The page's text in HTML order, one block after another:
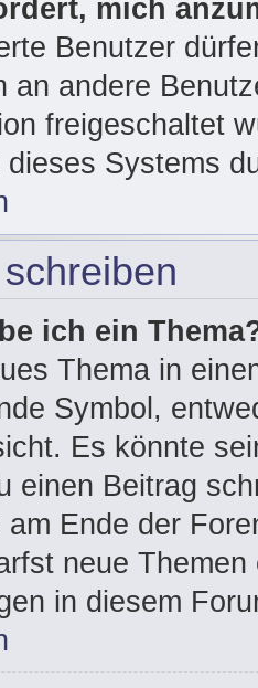
mich
Benutzer
an andere
freigeschaltet
dieses Systems
ich ein
Thema in
Symbol,
Es könnte
einen Beitrag
am Ende der
neue Themen
in diesem